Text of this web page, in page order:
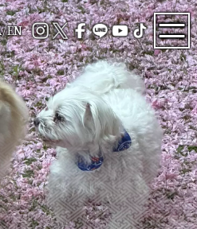
/EN